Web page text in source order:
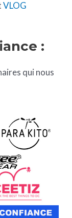
VLOG
:
qui nous